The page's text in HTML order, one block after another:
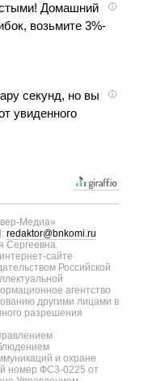
i
Домашний
возьмите 3%-
i
секунд, но вы
увиденного
Медиа»
redaktor@bnkomi.ru
Сергеевна.
сайте
Российской
агентство
другими лицами в
разрешения
и охране
номер ФС3-0225 от